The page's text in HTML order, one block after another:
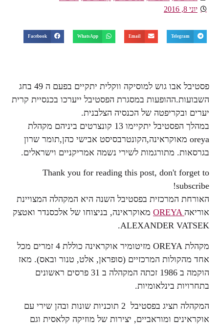
יוני 8, 2016
Telegram
Email
WhatsApp
Facebook
פסטיבל אבו גוש למוסיקה ווקלית יתקיים בפעם ה 49 בחג
השבועות.ההופעות במסגרת הפסטיבל ייערכו בכנסיית קרית
יערים ובקריפטה של הכנסיה הצלבנית.
במהלך הפסטיבל יתקיימו 13 קונצרטים ביניהם מקהלת
oreya מאוקראינה,הקונטרבסיסט אבישי כהן,תומר שרון
בגרסאות. מתורגמות לשירי נשמה אמריקניים וישראלים.
Thank you for reading this post, don't forget to
subscribe!
האורחת המרכזית בפסטיבל השנה היא המקהלה המצויינת
אוריאהOREYAמאוקראינה, בניצוחו של אלכסנדר ואטצק
ALEXANDER VATSEK
.
מקהלתOREYA
מזיטומיר אוקראינה כוללת 4 זמרים מכל
אחד מהקולות המרכזיים (סופראן, אלט, טנור ובאס). מאז
הוקמה ב 1986 זכתה המקהלה ב 31 פרסים ראשונים
בתחרויות בינלאומיות.
המקהלה תציג בפסטיבל 2 תוכניות שונות ובהן שירי עם
אוקראינים ומוראביים, יצירות של מוזיקה קלאסית וגם